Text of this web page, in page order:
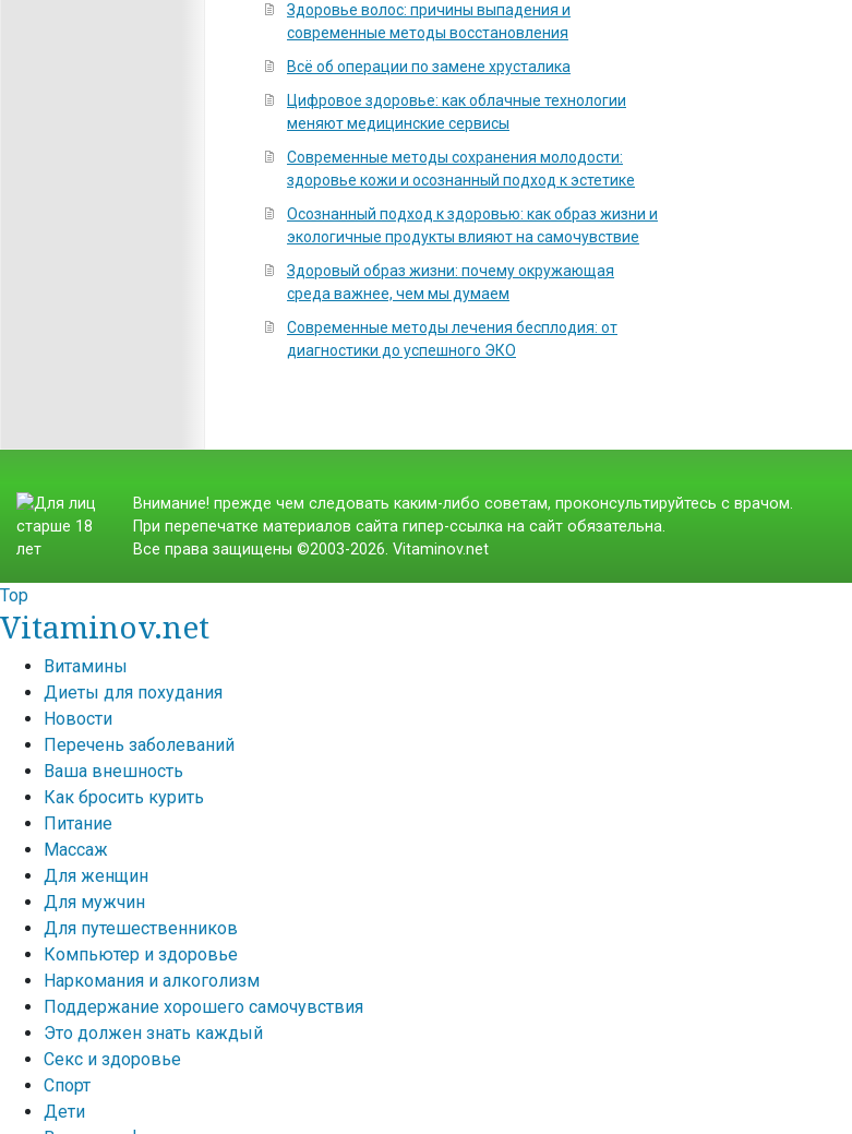
Здоровье волос: причины выпадения и
современные методы восстановления
Всё об операции по замене хрусталика
Цифровое здоровье: как облачные технологии
меняют медицинские сервисы
Современные методы сохранения молодости:
здоровье кожи и осознанный подход к эстетике
Осознанный подход к здоровью: как образ жизни и
экологичные продукты влияют на самочувствие
Здоровый образ жизни: почему окружающая
среда важнее, чем мы думаем
Современные методы лечения бесплодия: от
диагностики до успешного ЭКО
Внимание! прежде чем следовать каким-либо советам, проконсультируйтесь с врачом.
При перепечатке материалов сайта гипер-ссылка на сайт обязательна.
Все права защищены ©2003-2026. Vitaminov.net
Top
Vitaminov.net
Витамины
Диеты для похудания
Новости
Перечень заболеваний
Ваша внешность
Как бросить курить
Питание
Массаж
Для женщин
Для мужчин
Для путешественников
Компьютер и здоровье
Наркомания и алкоголизм
Поддержание хорошего самочувствия
Это должен знать каждый
Секс и здоровье
Спорт
Дети